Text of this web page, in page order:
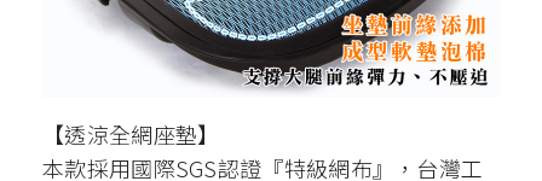
【透涼全網座墊】
本款採用國際SGS認證『特級網布』，台灣工